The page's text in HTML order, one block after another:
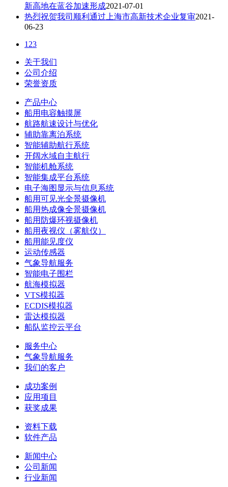
新高地在蓝谷加速形成2021-07-01
热烈祝贺我司顺利通过上海市高新技术企业复审2021-
06-23
1 23
关于我们
公司介绍
荣誉资质
产品中心
船用电容触摸屏
航路航速设计与优化
辅助靠离泊系统
智能辅助航行系统
开阔水域自主航行
智能机舱系统
智能集成平台系统
电子海图显示与信息系统
船用可见光全景摄像机
船用热成像全景摄像机
船用防爆环视摄像机
船用夜视仪（雾航仪）
船用能见度仪
运动传感器
气象导航服务
智能电子围栏
航海模拟器
VTS模拟器
ECDIS模拟器
雷达模拟器
船队监控云平台
服务中心
气象导航服务
我们的客户
成功案例
应用项目
获奖成果
资料下载
软件产品
新闻中心
公司新闻
行业新闻